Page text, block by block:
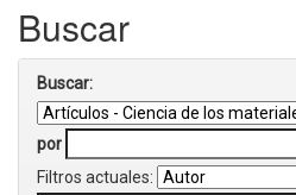
Buscar
Buscar:
por
Filtros actuales: